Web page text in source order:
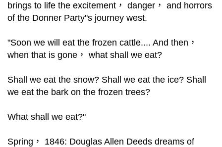
brings to life the excitement， danger， and horrors
of the Donner Party''s journey west.
"Soon we will eat the frozen cattle.... And then，
when that is gone， what shall we eat?
Shall we eat the snow? Shall we eat the ice? Shall
we eat the bark on the frozen trees?
What shall we eat?"
Spring， 1846: Douglas Allen Deeds dreams of